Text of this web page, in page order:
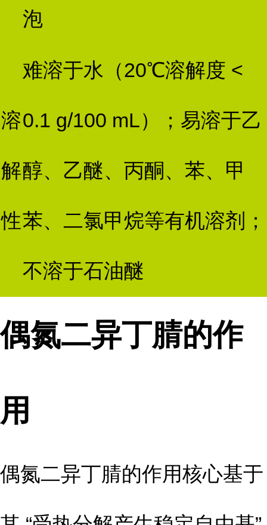
泡
溶
解
性
难溶于水（20℃溶解度 <
0.1 g/100 mL）；易溶于乙
醇、乙醚、丙酮、苯、甲
苯、二氯甲烷等有机溶剂；
不溶于石油醚
偶氮二异丁腈的作
用
偶氮二异丁腈的作用核心基于